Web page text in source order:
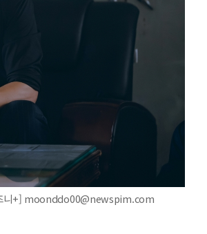
즈니+] moonddo00@newspim.com